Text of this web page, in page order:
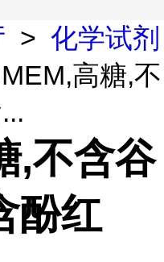
> 化学试剂
高糖,不
,不含谷
酚红